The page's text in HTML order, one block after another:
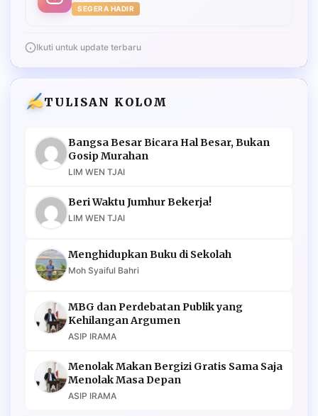
SEGERA HADIR
Ikuti untuk update terbaru
TULISAN KOLOM
Bangsa Besar Bicara Hal Besar, Bukan
Gosip Murahan
LIM WEN TJAI
Beri Waktu Jumhur Bekerja!
LIM WEN TJAI
Menghidupkan Buku di Sekolah
Moh Syaiful Bahri
MBG dan Perdebatan Publik yang
Kehilangan Argumen
ASIP IRAMA
Menolak Makan Bergizi Gratis Sama Saja
Menolak Masa Depan
ASIP IRAMA